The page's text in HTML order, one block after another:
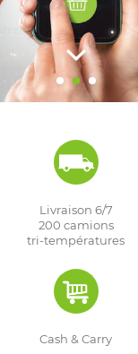
Livraison 6/7
200 camions
tri-températures
Cash & Carry